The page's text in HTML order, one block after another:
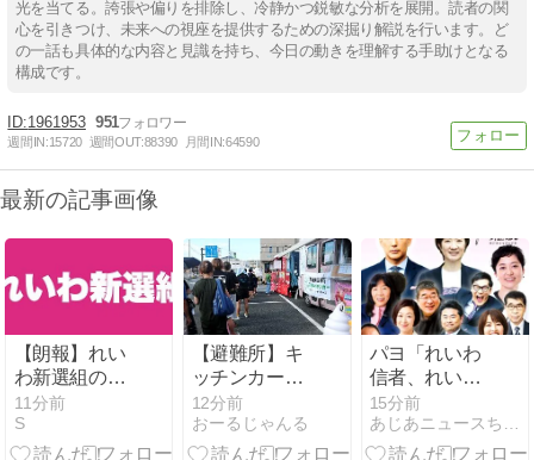
光を当てる。誇張や偏りを排除し、冷静かつ鋭敏な分析を展開。読者の関
心を引きつけ、未来への視座を提供するための深掘り解説を行います。ど
の一話も具体的な内容と見識を持ち、今日の動きを理解する手助けとなる
構成です。
1961953 951
週間IN:15720 週間OUT:88390 月間IN:64590
最新の記事画像
【朗報】れい
わ新選組のグ
ッズ、50％オ
フ特別セー
ル！党本部
11分前
S
【避難所】キ
ッチンカー、
から揚げや麺
類提供 40代女
性「最高、パ
12分前
おーるじゃんる
パヨ「れいわ
信者、れいわ
知能といった
表現は完全に
差別表現。メ
15分前